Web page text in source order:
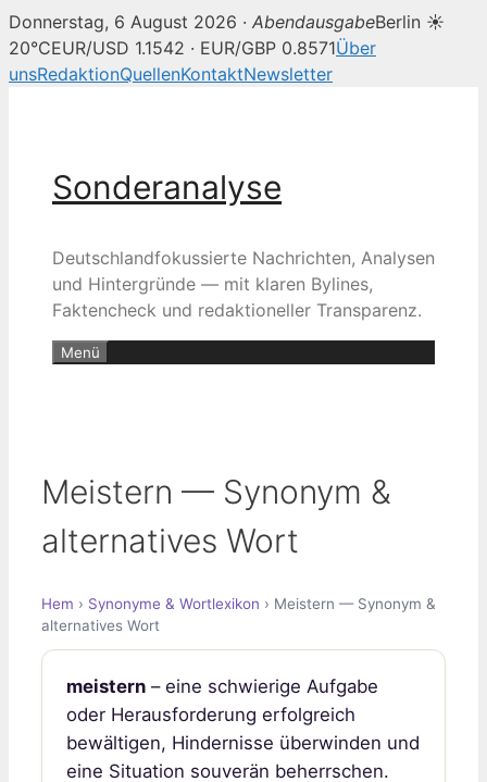
Donnerstag, 6 August 2026 · AbendausgabeBerlin ☀
20°CEUR/USD 1.1542 · EUR/GBP 0.8571Über
unsRedaktionQuellenKontaktNewsletter
Sonderanalyse
Deutschlandfokussierte Nachrichten, Analysen
und Hintergründe — mit klaren Bylines,
Faktencheck und redaktioneller Transparenz.
Menü
Meistern — Synonym &
alternatives Wort
Hem › Synonyme & Wortlexikon › Meistern — Synonym &
alternatives Wort
meistern– eine schwierige Aufgabe
oder Herausforderung erfolgreich
bewältigen, Hindernisse überwinden und
eine Situation souverän beherrschen.